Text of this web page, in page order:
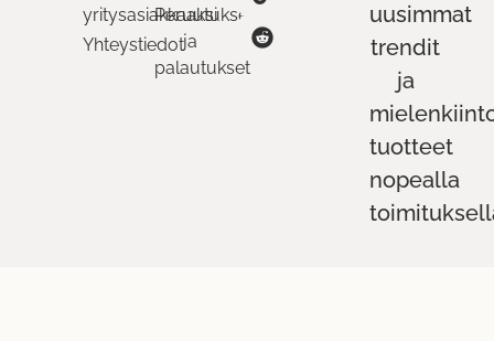
yritysasiakkaaksi
Yhteystiedot
Peruutukset
ja
palautukset
uusimmat
trendit
ja
tuotteet
nopealla